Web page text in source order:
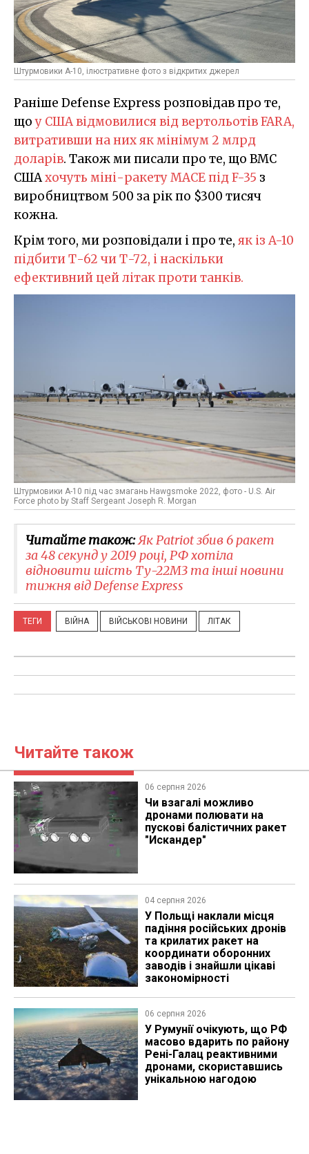
Штурмовики А-10, ілюстративне фото з відкритих джерел
Раніше Defense Express розповідав про те,
щоу США відмовилися від вертольотів FARA,
витративши на них як мінімум 2 млрд
доларів. Також ми писали про те, що ВМС
СШАхочуть міні-ракету MACE під F-35 з
виробництвом 500 за рік по $300 тисяч
кожна.
Крім того, ми розповідали і про те, як із A-10
підбити Т-62 чи Т-72, і наскільки
ефективний цей літак проти танків.
Штурмовики А-10 під час змагань Hawgsmoke 2022, фото - U.S. Air
Force photo by Staff Sergeant Joseph R. Morgan
Читайте також:Як Patriot збив 6 ракет
за 48 секунд у 2019 році, РФ хотіла
відновити шість Ту-22М3 та інші новини
тижня від Defense Express
ТЕГИ ВІЙНА ВІЙСЬКОВІ НОВИНИ ЛІТАК
Читайте також
06 серпня 2026
Чи взагалі можливо
дронами полювати на
пускові балістичних ракет
"Искандер"
04 серпня 2026
У Польщі наклали місця
падіння російських дронів
та крилатих ракет на
координати оборонних
заводів і знайшли цікаві
закономірності
06 серпня 2026
У Румунії очікують, що РФ
масово вдарить по району
Рені-Галац реактивними
дронами, скориставшись
унікальною нагодою